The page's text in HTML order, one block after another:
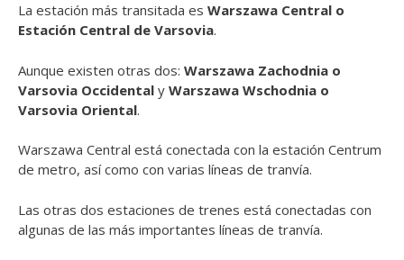
La estación más transitada es Warszawa Central o
Estación Central de Varsovia.
Aunque existen otras dos: Warszawa Zachodnia o
Varsovia Occidental y Warszawa Wschodnia o
Varsovia Oriental.
Warszawa Central está conectada con la estación Centrum
de metro, así como con varias líneas de tranvía.
Las otras dos estaciones de trenes está conectadas con
algunas de las más importantes líneas de tranvía.